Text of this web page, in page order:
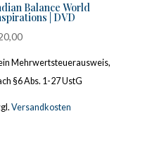
Balance World
| DVD
Mehrwertsteuerausweis,
§6 Abs. 1-27 UstG
Versandkosten